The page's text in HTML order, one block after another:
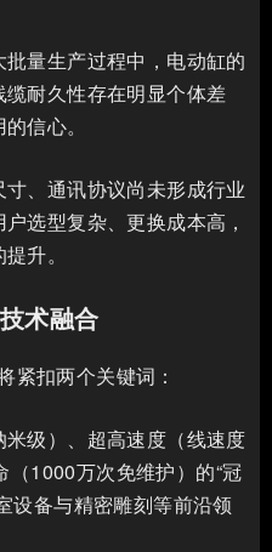
批量生产过程中，电动缸的
耐久性存在明显个体差
信心。
寸、通讯协议尚未形成行业
选型复杂、更换成本高，
升。
术融合
紧扣两个关键词：
级）、超高速度（线速度
1000万次免维护）的“冠
设备与精密雕刻等前沿领